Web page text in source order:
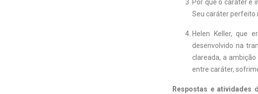
Por que o caráter é
Seu caráter perfeito
Helen Keller, que
desenvolvido na
clareada, a ambição
entre caráter,
Respostas e atividades